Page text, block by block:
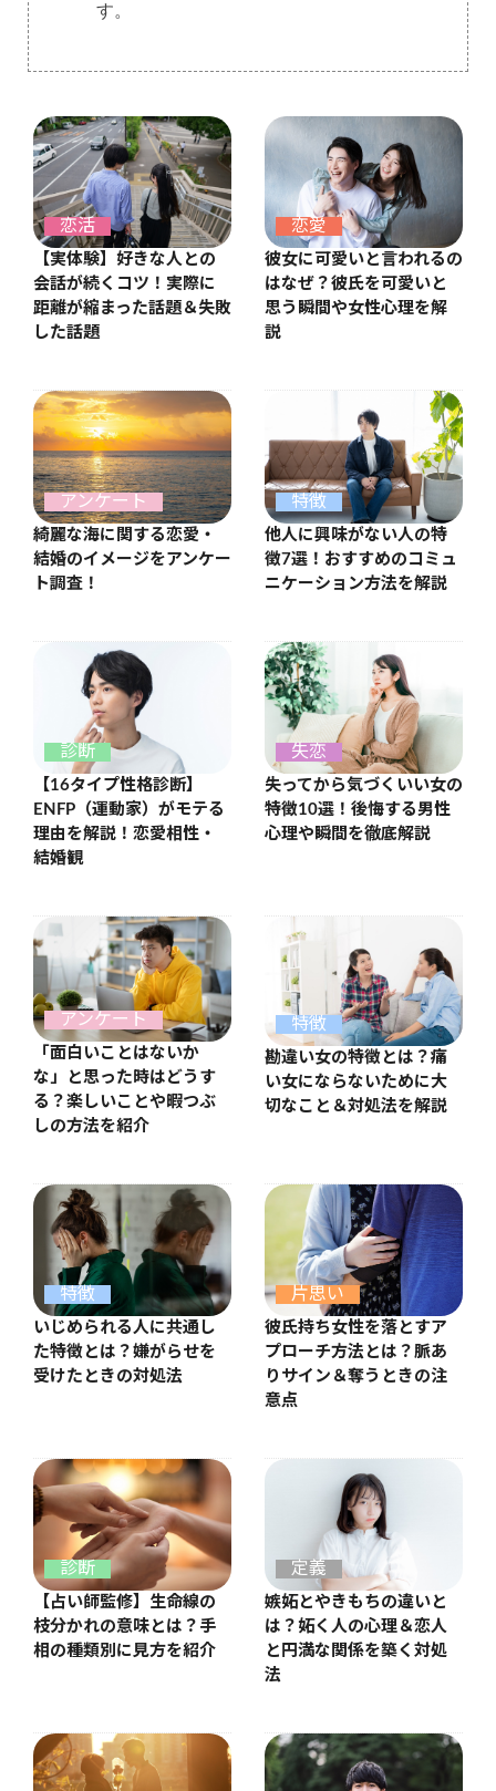
す。
恋活
【実体験】好きな人との
会話が続くコツ！実際に
距離が縮まった話題＆失敗
した話題
恋愛
彼女に可愛いと言われるの
はなぜ？彼氏を可愛いと
思う瞬間や女性心理を解
説
アンケート
綺麗な海に関する恋愛・
結婚のイメージをアンケー
ト調査！
特徴
他人に興味がない人の特
徴7選！おすすめのコミュ
ニケーション方法を解説
診断
【16タイプ性格診断】
ENFP（運動家）がモテる
理由を解説！恋愛相性・
結婚観
失恋
失ってから気づくいい女の
特徴10選！後悔する男性
心理や瞬間を徹底解説
アンケート
「面白いことはないか
な」と思った時はどうす
る？楽しいことや暇つぶ
しの方法を紹介
特徴
勘違い女の特徴とは？痛
い女にならないために大
切なこと＆対処法を解説
特徴
いじめられる人に共通し
た特徴とは？嫌がらせを
受けたときの対処法
片思い
彼氏持ち女性を落とすア
プローチ方法とは？脈あ
りサイン＆奪うときの注
意点
診断
【占い師監修】生命線の
枝分かれの意味とは？手
相の種類別に見方を紹介
定義
嫉妬とやきもちの違いと
は？妬く人の心理＆恋人
と円満な関係を築く対処
法